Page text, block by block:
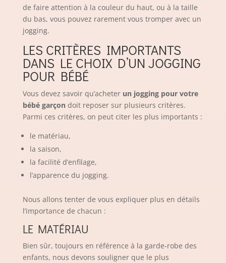
de faire attention à la couleur du haut, ou à la taille
du bas, vous pouvez rarement vous tromper avec un
jogging.
LES CRITÈRES IMPORTANTS
DANS LE CHOIX D’UN JOGGING
POUR BÉBÉ
Vous devez savoir qu’acheterun jogging pour votre
bébé garçon doit reposer sur plusieurs critères.
Parmi ces critères, on peut citer les plus importants :
le matériau,
la saison,
la facilité d’enfilage,
l’apparence du jogging.
Nous allons tenter de vous expliquer plus en détails
l’importance de chacun :
LE MATÉRIAU
Bien sûr, toujours en référence à la garde-robe des
enfants, nous devons souligner que le plus